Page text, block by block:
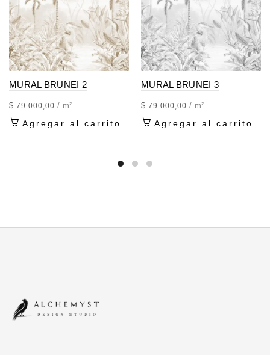
MURAL BRUNEI 2
$ 79.000,00 / m²
Agregar al carrito
MURAL BRUNEI 3
$ 79.000,00 / m²
Agregar al carrito